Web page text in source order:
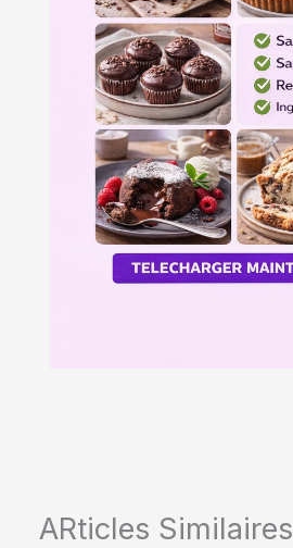
ARticles Similaires